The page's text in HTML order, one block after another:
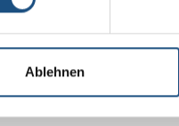
Ablehnen
im Vergleich